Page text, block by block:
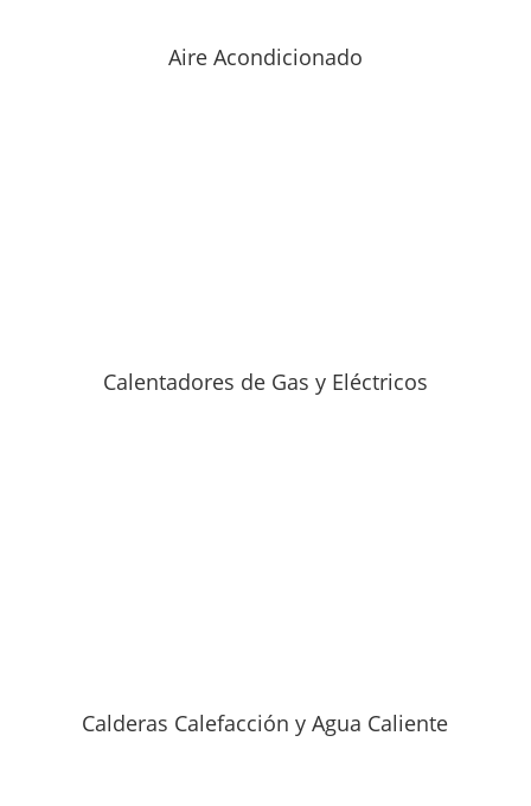
Aire Acondicionado
Calentadores de Gas y Eléctricos
Calderas Calefacción y Agua Caliente